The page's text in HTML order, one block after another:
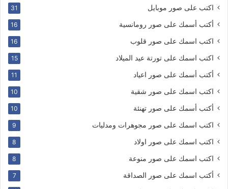
اكتب على صور موبايل 31
أكتب أسمك على صور رومانسية 16
اكتب اسمك على صور قلوب 16
اكتب اسمك على تورتة عيد الميلاد 15
أكتب أسمك على صور اعياد 11
اكتب اسمك على صور شقية 10
أكتب أسمك على صور تهنئة 10
اكتب اسمك على صور مجوهرات ومدليات 9
اكتب اسمك على صور اولاد 8
اكتب اسمك على صور منوعة 8
أكتب اسمك على صور الصداقة 7